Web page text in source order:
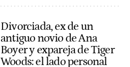
Divorciada, ex de un
antiguo novio de Ana
Boyer y expareja de Tiger
Woods: el lado personal